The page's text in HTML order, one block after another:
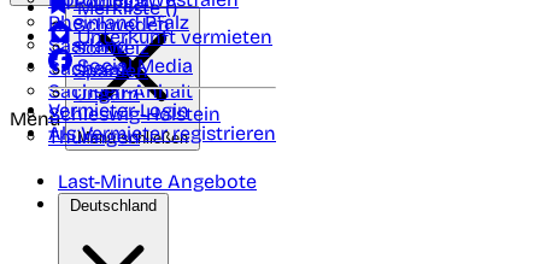
Rheinland Pfalz
Saarland
Sachsen
Sachsen-Anhalt
Schleswig-Holstein
Thüringen
Schweden
Schweiz
Spanien
Ungarn
Merkliste ()
Unterkunft vermieten
Social Media
Vermieter-Login
Als Vermieter registrieren
Menü
Menü schließen
Last-Minute Angebote
Deutschland